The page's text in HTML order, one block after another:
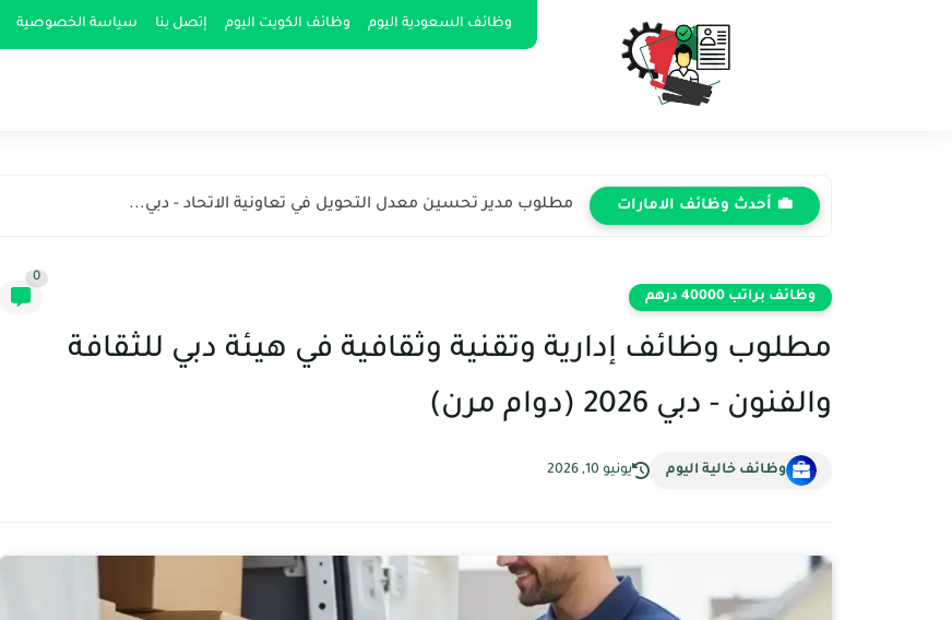
وظائف السعودية اليوم وظائف الكويت اليوم إتصل بنا سياسة الخصوصية
💼 أحدث وظائف الامارات مطلوب مدير تحسين معدل التحويل في تعاونية الاتحاد - دبي...
وظائف براتب 40000 درهم
0
مطلوب وظائف إدارية وتقنية وثقافية في هيئة دبي للثقافة
والفنون - دبي 2026 (دوام مرن)
وظائف خالية اليوم يونيو 10, 2026